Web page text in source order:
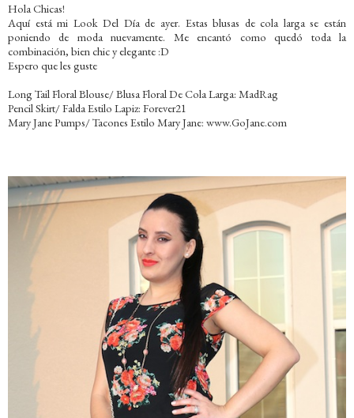
Hola Chicas!
Aquí está mi Look Del Día de ayer. Estas blusas de cola larga se están
poniendo de moda nuevamente. Me encantó como quedó toda la
combinación, bien chic y elegante :D
Espero que les guste
Long Tail Floral Blouse/ Blusa Floral De Cola Larga: MadRag
Pencil Skirt/ Falda Estilo Lapiz: Forever21
Mary Jane Pumps/ Tacones Estilo Mary Jane: www.GoJane.com